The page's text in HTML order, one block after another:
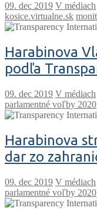
V médiach
kosice.virtualne.sk
Harabinova
podľa
V médiach
parlamentné voľby 2020
Harabinova
dar zo
V médiach
parlamentné voľby 2020